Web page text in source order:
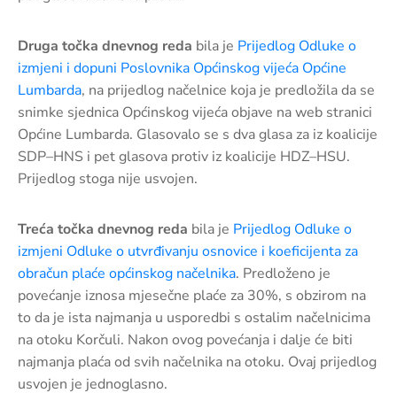
Druga točka dnevnog reda bila je Prijedlog Odluke o
izmjeni i dopuni Poslovnika Općinskog vijeća Općine
Lumbarda, na prijedlog načelnice koja je predložila da se
snimke sjednica Općinskog vijeća objave na web stranici
Općine Lumbarda. Glasovalo se s dva glasa za iz koalicije
SDP–HNS i pet glasova protiv iz koalicije HDZ–HSU.
Prijedlog stoga nije usvojen.
Treća točka dnevnog reda bila je Prijedlog Odluke o
izmjeni Odluke o utvrđivanju osnovice i koeficijenta za
obračun plaće općinskog načelnika. Predloženo je
povećanje iznosa mjesečne plaće za 30%, s obzirom na
to da je ista najmanja u usporedbi s ostalim načelnicima
na otoku Korčuli. Nakon ovog povećanja i dalje će biti
najmanja plaća od svih načelnika na otoku. Ovaj prijedlog
usvojen je jednoglasno.